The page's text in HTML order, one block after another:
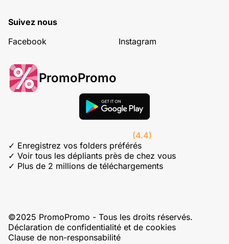
Suivez nous
Facebook
Instagram
PromoPromo
(4.4)
✓ Enregistrez vos folders préférés
✓ Voir tous les dépliants près de chez vous
✓ Plus de 2 millions de téléchargements
©2025 PromoPromo - Tous les droits réservés.
Déclaration de confidentialité et de cookies
Clause de non-responsabilité